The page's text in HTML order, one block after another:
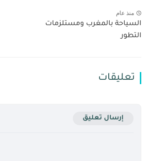
منذ عام
السياحة بالمغرب ومستلزمات
التطور
تعليقات
إرسال تعليق